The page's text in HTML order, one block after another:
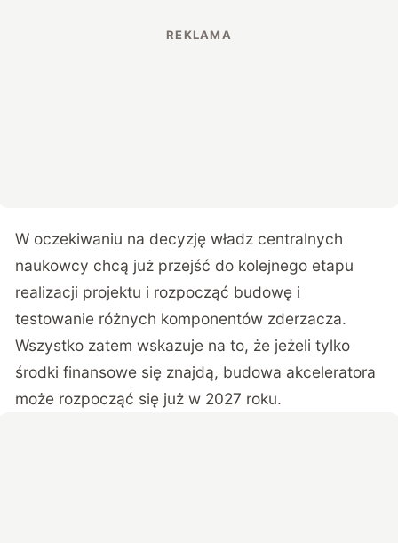
W oczekiwaniu na decyzję władz centralnych
naukowcy chcą już przejść do kolejnego etapu
realizacji projektu i rozpocząć budowę i
testowanie różnych komponentów zderzacza.
Wszystko zatem wskazuje na to, że jeżeli tylko
środki finansowe się znajdą, budowa akceleratora
może rozpocząć się już w 2027 roku.